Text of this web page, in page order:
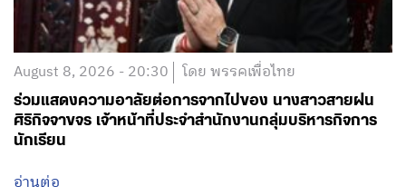
August 8, 2026 - 20:30 โดย พรรคเพื่อไทย
ร่วมแสดงความอาลัยต่อการจากไปของ นางสาวสายฝน
ศิริกิจจาขจร เจ้าหน้าที่ประจำสำนักงานกลุ่มบริหารกิจการ
นักเรียน
อ่านต่อ